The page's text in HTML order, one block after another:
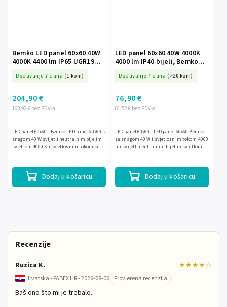
Bemko LED panel 60x60 40W
4000K 4400 lm IP65 UGR19
WH-U19-IP65
Dodavanje 7 dana (1 kom)
163,92 € bez PDV-a
204,90 €
Dodaj u košaricu
LED panel 60x60 - Bemko LED panel 60x60 s
snagom 40 W svijetli neutralnim bijelim
svjetlom 4000 K i svjetlosnim tokom od
LED panel 60x60 40W 4000K
4000 lm IP40 bijeli, Bemko
WH
Dodavanje 7 dana (>20 kom)
61,52 € bez PDV-a
76,90 €
Dodaj u košaricu
LED panel 60x60 - LED panel 60x60 Bemko
sa snagom 40 W i svjetlosnim tokom 4000
lm svijetli neutralnim bijelim svjetlom
Recenzije
Ruzica K. ★★★★☆
Hrvatska - PABEX HR - 2026-08-06 Provjerena recenzija
Baš ono što mi je trebalo.